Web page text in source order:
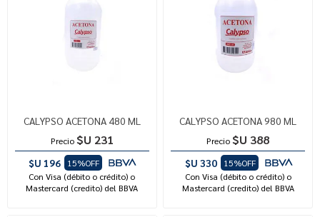
CALYPSO ACETONA 480 ML
Precio $U 231
$U 196
15%OFF
Con Visa (débito o crédito) o
Mastercard (credito) del BBVA
CALYPSO ACETONA 980 ML
Precio $U 388
$U 330
15%OFF
Con Visa (débito o crédito) o
Mastercard (credito) del BBVA